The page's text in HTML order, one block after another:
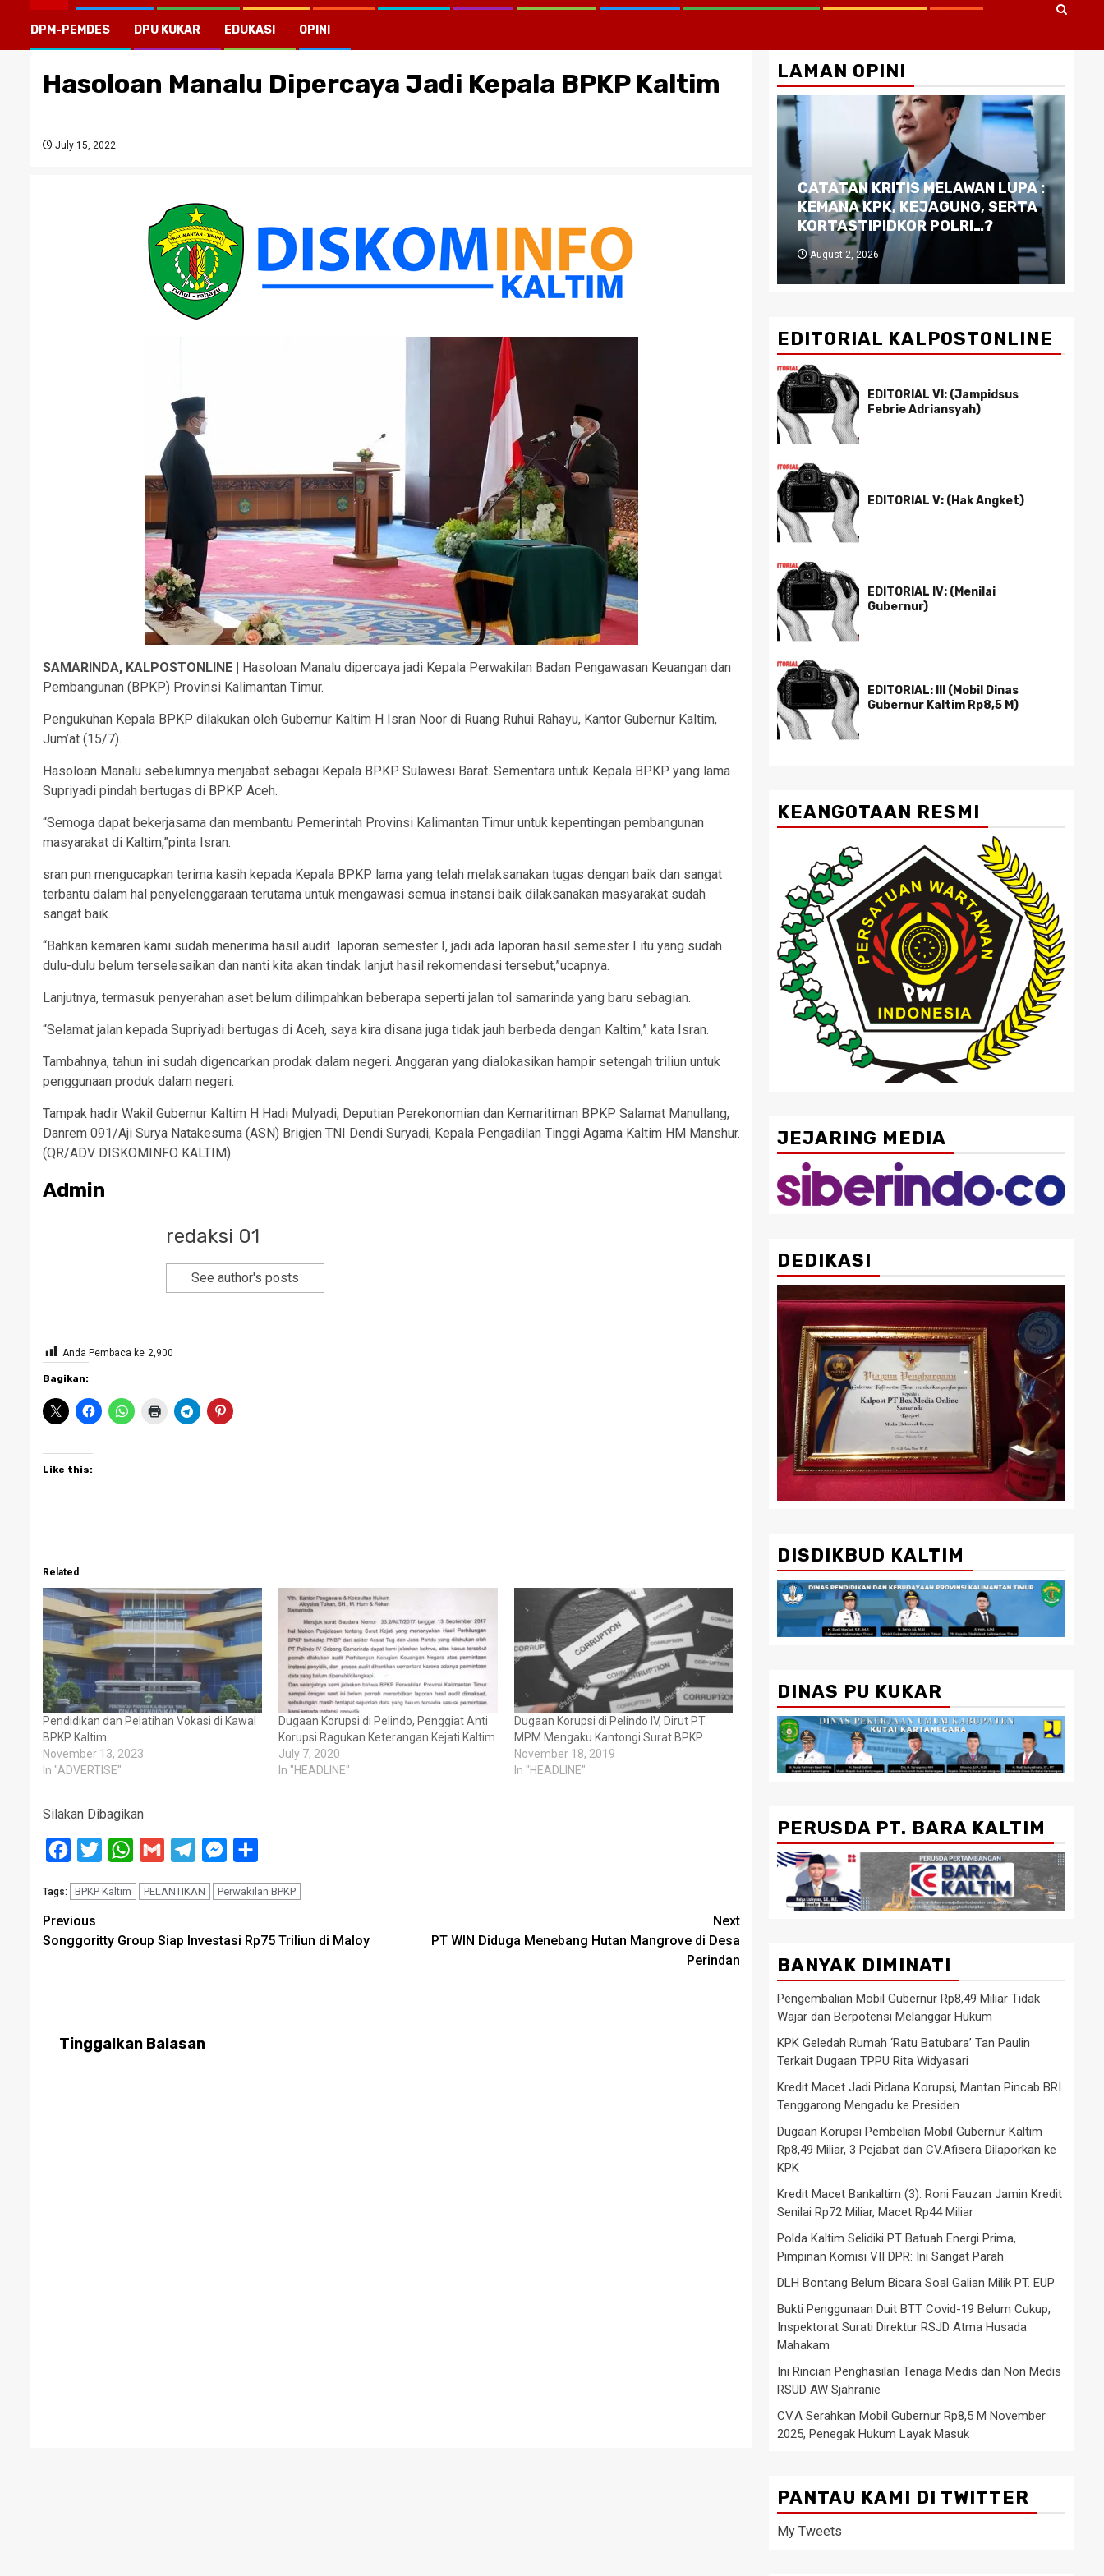
DPM-PEMDES DPU KUKAR EDUKASI OPINI
Hasoloan Manalu Dipercaya Jadi Kepala BPKP Kaltim
July 15, 2022
SAMARINDA, KALPOSTONLINE | Hasoloan Manalu dipercaya jadi Kepala Perwakilan Badan Pengawasan Keuangan dan
Pembangunan (BPKP) Provinsi Kalimantan Timur.
Pengukuhan Kepala BPKP dilakukan oleh Gubernur Kaltim H Isran Noor di Ruang Ruhui Rahayu, Kantor Gubernur Kaltim,
Jum’at (15/7).
Hasoloan Manalu sebelumnya menjabat sebagai Kepala BPKP Sulawesi Barat. Sementara untuk Kepala BPKP yang lama
Supriyadi pindah bertugas di BPKP Aceh.
“Semoga dapat bekerjasama dan membantu Pemerintah Provinsi Kalimantan Timur untuk kepentingan pembangunan
masyarakat di Kaltim,”pinta Isran.
sran pun mengucapkan terima kasih kepada Kepala BPKP lama yang telah melaksanakan tugas dengan baik dan sangat
terbantu dalam hal penyelenggaraan terutama untuk mengawasi semua instansi baik dilaksanakan masyarakat sudah
sangat baik.
“Bahkan kemaren kami sudah menerima hasil audit laporan semester I, jadi ada laporan hasil semester I itu yang sudah
dulu-dulu belum terselesaikan dan nanti kita akan tindak lanjut hasil rekomendasi tersebut,”ucapnya.
Lanjutnya, termasuk penyerahan aset belum dilimpahkan beberapa seperti jalan tol samarinda yang baru sebagian.
“Selamat jalan kepada Supriyadi bertugas di Aceh, saya kira disana juga tidak jauh berbeda dengan Kaltim,” kata Isran.
Tambahnya, tahun ini sudah digencarkan prodak dalam negeri. Anggaran yang dialokasikan hampir setengah triliun untuk
penggunaan produk dalam negeri.
Tampak hadir Wakil Gubernur Kaltim H Hadi Mulyadi, Deputian Perekonomian dan Kemaritiman BPKP Salamat Manullang,
Danrem 091/Aji Surya Natakesuma (ASN) Brigjen TNI Dendi Suryadi, Kepala Pengadilan Tinggi Agama Kaltim HM Manshur.
(QR/ADV DISKOMINFO KALTIM)
Admin
redaksi 01
See author's posts
Anda Pembaca ke 2,900
Bagikan:
Like this:
Related
Pendidikan dan Pelatihan Vokasi di Kawal
BPKP Kaltim
November 13, 2023
In "ADVERTISE"
Dugaan Korupsi di Pelindo, Penggiat Anti
Korupsi Ragukan Keterangan Kejati Kaltim
July 7, 2020
In "HEADLINE"
Dugaan Korupsi di Pelindo IV, Dirut PT.
MPM Mengaku Kantongi Surat BPKP
November 18, 2019
In "HEADLINE"
Silakan Dibagikan
Facebook
Twitter WhatsApp
Gmail TelegramMessenger
Tags: BPKP Kaltim PELANTIKAN Perwakilan BPKP
Post
navigation
Previous
Songgoritty Group Siap Investasi Rp75 Triliun di Maloy
Next
PT WIN Diduga Menebang Hutan Mangrove di Desa
Perindan
Tinggalkan Balasan
LAMAN OPINI
CATATAN KRITIS MELAWAN LUPA :
KEMANA KPK, KEJAGUNG, SERTA
KORTASTIPIDKOR POLRI…?
August 2, 2026
EDITORIAL KALPOSTONLINE
EDITORIAL VI: (Jampidsus
Febrie Adriansyah)
EDITORIAL V: (Hak Angket)
EDITORIAL IV: (Menilai
Gubernur)
EDITORIAL: III (Mobil Dinas
Gubernur Kaltim Rp8,5 M)
KEANGOTAAN RESMI
JEJARING MEDIA
DEDIKASI
DISDIKBUD KALTIM
DINAS PU KUKAR
PERUSDA PT. BARA KALTIM
BANYAK DIMINATI
Pengembalian Mobil Gubernur Rp8,49 Miliar Tidak
Wajar dan Berpotensi Melanggar Hukum
KPK Geledah Rumah ‘Ratu Batubara’ Tan Paulin
Terkait Dugaan TPPU Rita Widyasari
Kredit Macet Jadi Pidana Korupsi, Mantan Pincab BRI
Tenggarong Mengadu ke Presiden
Dugaan Korupsi Pembelian Mobil Gubernur Kaltim
Rp8,49 Miliar, 3 Pejabat dan CV.Afisera Dilaporkan ke
KPK
Kredit Macet Bankaltim (3): Roni Fauzan Jamin Kredit
Senilai Rp72 Miliar, Macet Rp44 Miliar
Polda Kaltim Selidiki PT Batuah Energi Prima,
Pimpinan Komisi VII DPR: Ini Sangat Parah
DLH Bontang Belum Bicara Soal Galian Milik PT. EUP
Bukti Penggunaan Duit BTT Covid-19 Belum Cukup,
Inspektorat Surati Direktur RSJD Atma Husada
Mahakam
Ini Rincian Penghasilan Tenaga Medis dan Non Medis
RSUD AW Sjahranie
CV.A Serahkan Mobil Gubernur Rp8,5 M November
2025, Penegak Hukum Layak Masuk
PANTAU KAMI DI TWITTER
My Tweets